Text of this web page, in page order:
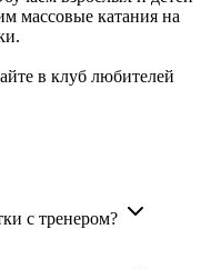
массовые катания на
в клуб любителей
с тренером?